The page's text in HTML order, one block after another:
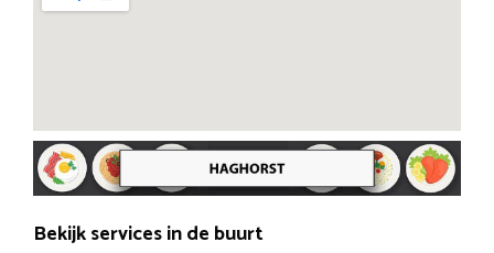
Bekijk services in de buurt